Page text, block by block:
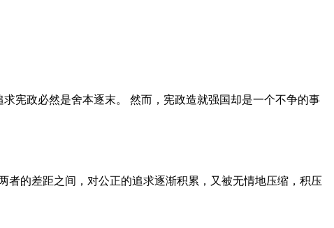
宪政必然是舍本逐末。 然而，宪政造就强国却是一个不争的事
的差距之间，对公正的追求逐渐积累，又被无情地压缩，积压